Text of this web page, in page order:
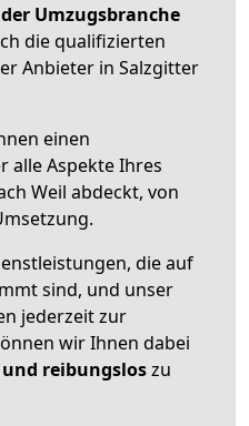
Umzugsbranche
die qualifizierten
Anbieter in Salzgitter
einen
alle Aspekte Ihres
Weil abdeckt, von
die auf
sind, und unser
jederzeit zur
wir Ihnen dabei
reibungsloszu